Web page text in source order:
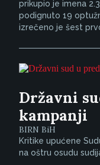
prikupio je imena
podignuto 19
izrečeno je šest
Državni
kampanji
BIRN BiH
Kritike upućene
na oštru osudu